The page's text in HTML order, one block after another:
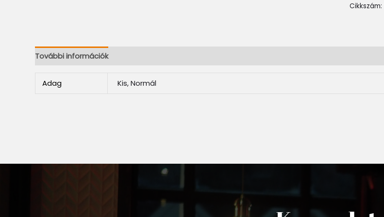
Cikkszám:
További információk
Adag Kis, Normál